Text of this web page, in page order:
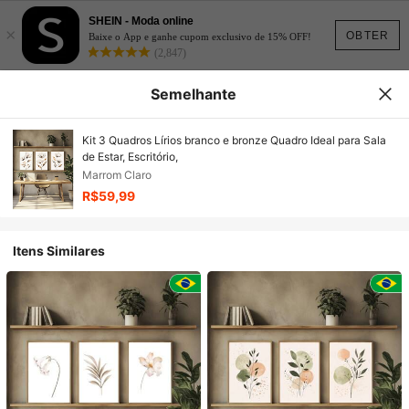
OBTER
×
SHEIN - Moda online
Baixe o App e ganhe cupom exclusivo de 15% OFF!
(2,847)
Semelhante
Kit 3 Quadros Lírios branco e bronze Quadro Ideal para Sala
de Estar, Escritório,
Marrom Claro
R$59,99
Itens Similares